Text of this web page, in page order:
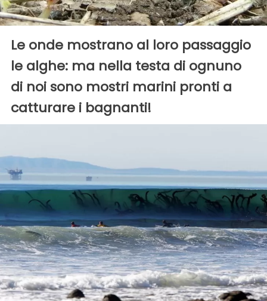
Le onde mostrano al loro passaggio
le alghe: ma nella testa di ognuno
di noi sono mostri marini pronti a
catturare i bagnanti!